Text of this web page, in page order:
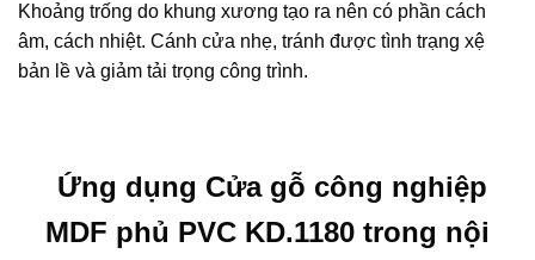
Khoảng trống do khung xương tạo ra nên có phần cách
âm, cách nhiệt. Cánh cửa nhẹ, tránh được tình trạng xệ
bản lề và giảm tải trọng công trình.
Ứng dụng Cửa gỗ công nghiệp
MDF phủ PVC KD.1180 trong nội